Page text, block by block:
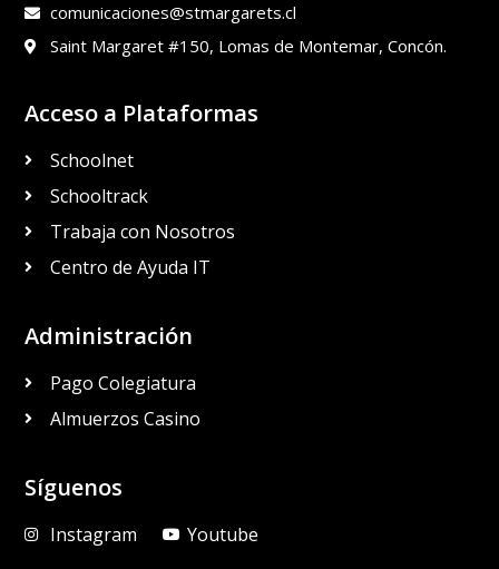
comunicaciones@stmargarets.cl
Saint Margaret #150, Lomas de Montemar, Concón.
Acceso a Plataformas
Schoolnet
Schooltrack
Trabaja con Nosotros
Centro de Ayuda IT
Administración
Pago Colegiatura
Almuerzos Casino
Síguenos
Instagram Youtube